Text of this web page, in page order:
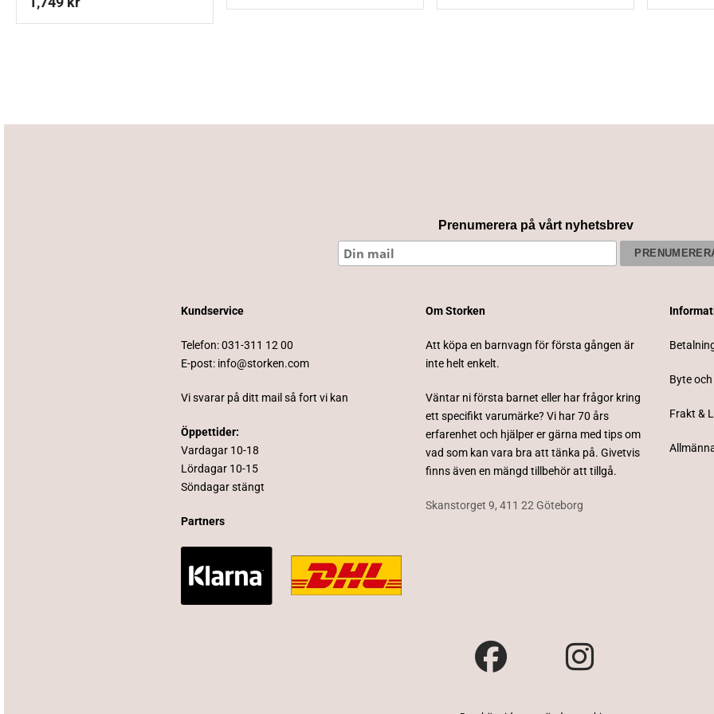
Prenumerera på vårt nyhetsbrev
Kundservice
Telefon:031-311 12 00
E-post: info@storken.com
Vi svarar på ditt mail så fort vi kan
Öppettider:
Vardagar 10-18
Lördagar 10-15
Söndagar stängt
Partners
Om Storken
Att köpa en barnvagn för första gången är
inte helt enkelt.
Väntar ni första barnet eller har frågor kring
ett specifikt varumärke? Vi har 70 års
erfarenhet och hjälper er gärna med tips om
vad som kan vara bra att tänka på. Givetvis
finns även en mängd tillbehör att tillgå.
Skanstorget 9, 411 22 Göteborg
Byte
Frakt &